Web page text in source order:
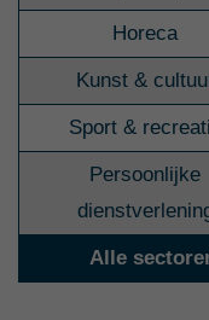
Horeca
Kunst &
Sport &
Persoonlijke
Alle